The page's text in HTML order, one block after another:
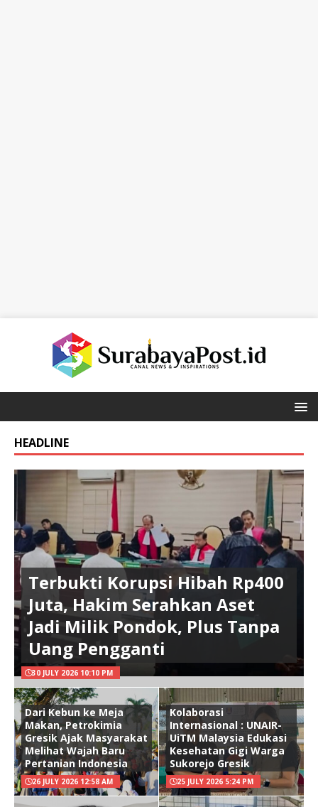
HEADLINE
Terbukti Korupsi Hibah Rp400
Juta, Hakim Serahkan Aset
Jadi Milik Pondok, Plus Tanpa
Uang Pengganti
30 JULY 2026 10:10 PM
Dari Kebun ke Meja
Makan, Petrokimia
Gresik Ajak Masyarakat
Melihat Wajah Baru
Pertanian Indonesia
26 JULY 2026 12:58 AM
Kolaborasi
Internasional : UNAIR-
UiTM Malaysia Edukasi
Kesehatan Gigi Warga
Sukorejo Gresik
25 JULY 2026 5:24 PM